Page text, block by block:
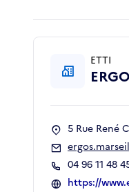
ETTI
5 Rue René
04 96 11 48
https://